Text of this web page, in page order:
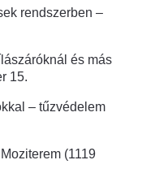
rendszerben –
és más
15.
– tűzvédelem
(1119